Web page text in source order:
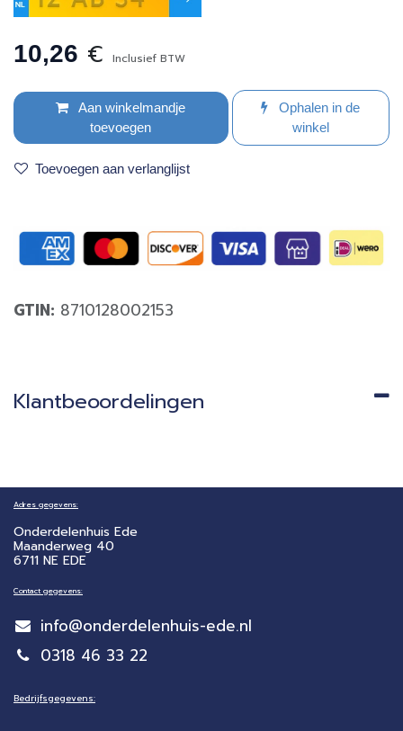
10,26 € Inclusief BTW
Aan winkelmandje
toevoegen
Ophalen in de
winkel
Toevoegen aan verlanglijst
GTIN: 8710128002153
Klantbeoordelingen
Adres gegevens:
Onderdelenhuis Ede
Maanderweg 40
6711 NE EDE
Contact gegevens:
info@onderdelenhuis-ede.nl
0318 46 33 22
Bedrijfsgegevens: